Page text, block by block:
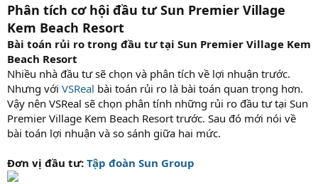
Phân tích cơ hội đầu tư Sun Premier Village
Kem Beach Resort
Bài toán rủi ro trong đầu tư tại Sun Premier Village Kem
Beach Resort
Nhiều nhà đầu tư sẽ chọn và phân tích về lợi nhuận trước.
Nhưng với VSReal bài toán rủi ro là bài toán quan trọng hơn.
Vậy nên VSReal sẽ chọn phân tính những rủi ro đầu tư tại Sun
Premier Village Kem Beach Resort trước. Sau đó mới nói về
bài toán lợi nhuận và so sánh giữa hai mức.
Đơn vị đầu tư: Tập đoàn Sun Group